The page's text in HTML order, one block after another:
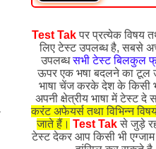
Test Takपर प्रत्येक विषय
लिए टेस्ट उपलब्ध है, सबसे
उपलब्धसभी टेस्ट बिलकुल
ऊपर एक भषा बदलने का टूल
भाषा चेंज करके देश के किसी
अपनी क्षेत्रीय भाषा में टेस्ट
करंट अफेयर्स तथा विभिन्न
जाते हैं। Test Takसे जुड़े
टेस्ट देकर आप किसी भी